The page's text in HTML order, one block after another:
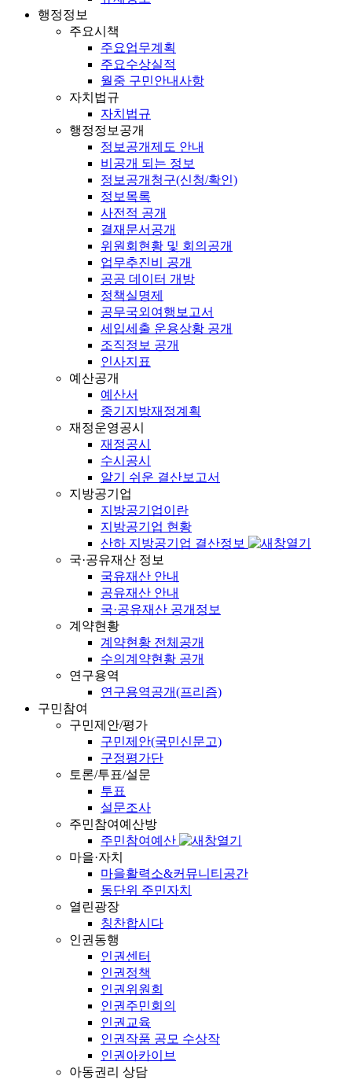
행정정보
주요시책
주요업무계획
주요수상실적
월중 구민안내사항
자치법규
자치법규
행정정보공개
정보공개제도 안내
비공개 되는 정보
정보공개청구(신청/확인)
정보목록
사전적 공개
결재문서공개
위원회현황 및 회의공개
업무추진비 공개
공공 데이터 개방
정책실명제
공무국외여행보고서
세입세출 운용상황 공개
조직정보 공개
인사지표
예산공개
예산서
중기지방재정계획
재정운영공시
재정공시
수시공시
알기 쉬운 결산보고서
지방공기업
지방공기업이란
지방공기업 현황
산하 지방공기업 결산정보
국·공유재산 정보
국유재산 안내
공유재산 안내
국·공유재산 공개정보
계약현황
계약현황 전체공개
수의계약현황 공개
연구용역
연구용역공개(프리즘)
구민참여
구민제안/평가
구민제안(국민신문고)
구정평가단
토론/투표/설문
투표
설문조사
주민참여예산방
주민참여예산
마을·자치
마을활력소&커뮤니티공간
동단위 주민자치
열린광장
칭찬합시다
인권동행
인권센터
인권정책
인권위원회
인권주민회의
인권교육
인권작품 공모 수상작
인권아카이브
아동권리 상담